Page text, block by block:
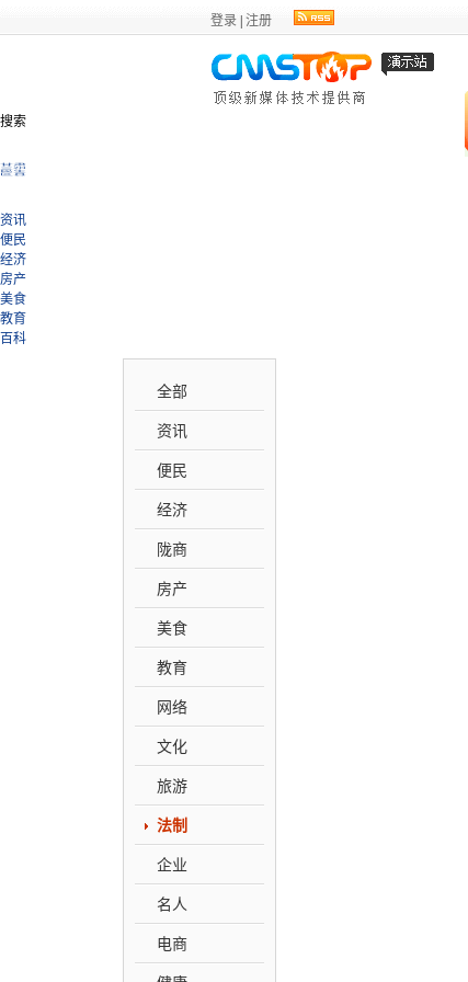
登录 注册
搜索
甘肃
兰州
民生
区县
资讯
便民
经济
房产
美食
教育
百科
全部
资讯
便民
经济
陇商
房产
美食
教育
网络
文化
旅游
法制
企业
名人
电商